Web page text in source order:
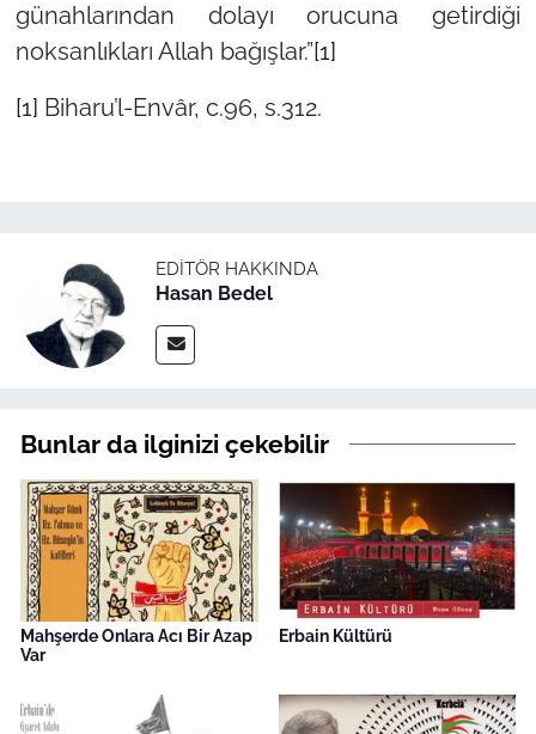
günahlarından dolayı orucuna getirdiği
noksanlıkları Allah bağışlar.”[1]
[1] Biharu’l-Envâr, c.96, s.312.
EDITÖR HAKKINDA
Hasan Bedel
Bunlar da ilginizi çekebilir
Mahşerde Onlara Acı Bir Azap
Var
Erbain Kültürü